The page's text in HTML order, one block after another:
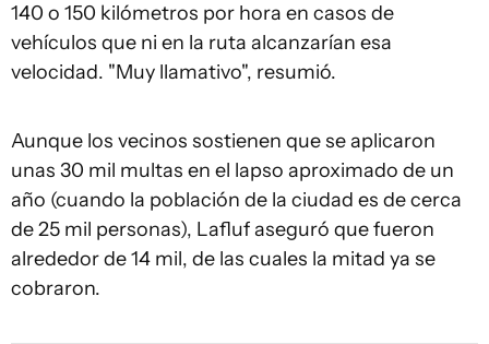
140 o 150 kilómetros por hora en casos de
vehículos que ni en la ruta alcanzarían esa
velocidad. "Muy llamativo", resumió.
Aunque los vecinos sostienen que se aplicaron
unas 30 mil multas en el lapso aproximado de un
año (cuando la población de la ciudad es de cerca
de 25 mil personas), Lafluf aseguró que fueron
alrededor de 14 mil, de las cuales la mitad ya se
cobraron.